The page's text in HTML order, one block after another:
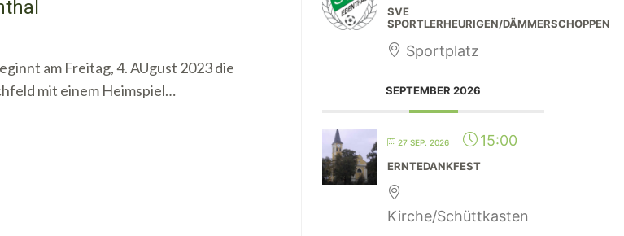
am Freitag, 4. AUgust 2023 die
mit einem Heimspiel…
SVE
SPORTLERHEURIGEN/DÄMMERSCHOPPEN
Sportplatz
SEPTEMBER 2026
27 SEP. 2026 15:00
ERNTEDANKFEST
Kirche/Schüttkasten